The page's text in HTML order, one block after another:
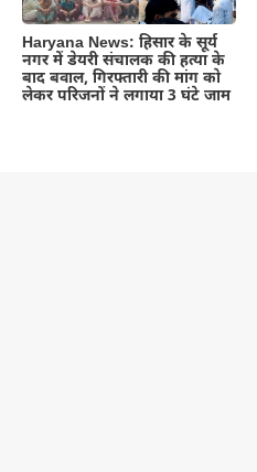
Haryana News: हिसार के सूर्य
नगर में डेयरी संचालक की हत्या के
बाद बवाल, गिरफ्तारी की मांग को
लेकर परिजनों ने लगाया 3 घंटे जाम